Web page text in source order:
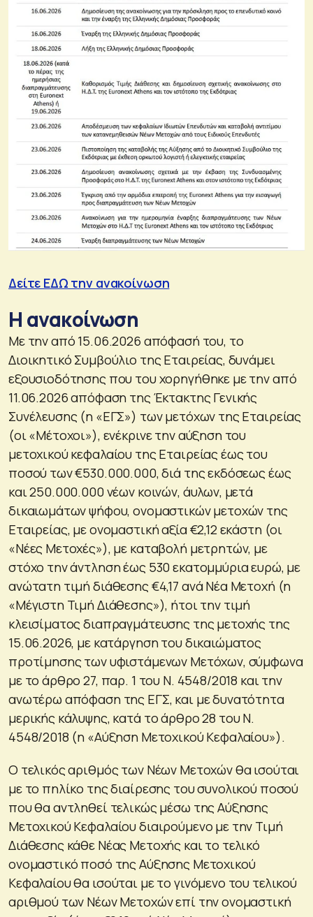
Δείτε ΕΔΩ την ανακοίνωση
Η ανακοίνωση
Με την από 15.06.2026 απόφασή του, το
Διοικητικό Συμβούλιο της Εταιρείας, δυνάμει
εξουσιοδότησης που του χορηγήθηκε με την από
11.06.2026 απόφαση της Έκτακτης Γενικής
Συνέλευσης (η «ΕΓΣ») των μετόχων της Εταιρείας
(οι «Μέτοχοι»), ενέκρινε την αύξηση του
μετοχικού κεφαλαίου της Εταιρείας έως του
ποσού των €530.000.000, διά της εκδόσεως έως
και 250.000.000 νέων κοινών, άυλων, μετά
δικαιωμάτων ψήφου, ονομαστικών μετοχών της
Εταιρείας, με ονομαστική αξία €2,12 εκάστη (οι
«Νέες Μετοχές»), με καταβολή μετρητών, με
στόχο την άντληση έως 530 εκατομμύρια ευρώ, με
ανώτατη τιμή διάθεσης €4,17 ανά Νέα Μετοχή (η
«Μέγιστη Τιμή Διάθεσης»), ήτοι την τιμή
κλεισίματος διαπραγμάτευσης της μετοχής της
15.06.2026, με κατάργηση του δικαιώματος
προτίμησης των υφιστάμενων Μετόχων, σύμφωνα
με το άρθρο 27, παρ. 1 του Ν. 4548/2018 και την
ανωτέρω απόφαση της ΕΓΣ, και με δυνατότητα
μερικής κάλυψης, κατά το άρθρο 28 του Ν.
4548/2018 (η «Αύξηση Μετοχικού Κεφαλαίου»).
Ο τελικός αριθμός των Νέων Μετοχών θα ισούται
με το πηλίκο της διαίρεσης του συνολικού ποσού
που θα αντληθεί τελικώς μέσω της Αύξησης
Μετοχικού Κεφαλαίου διαιρούμενο με την Τιμή
Διάθεσης κάθε Νέας Μετοχής και το τελικό
ονομαστικό ποσό της Αύξησης Μετοχικού
Κεφαλαίου θα ισούται με το γινόμενο του τελικού
αριθμού των Νέων Μετοχών επί την ονομαστική